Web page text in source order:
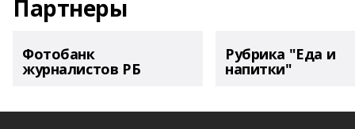
Партнеры
Фотобанк
журналистов РБ
Рубрика "Еда и
напитки"